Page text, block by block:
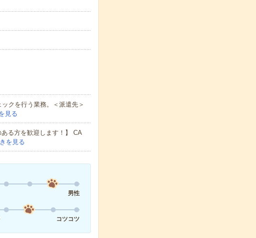
クを行う業務。＜派遣先＞
見る
る方を歓迎します！】 CA
を見る
男性
コツコツ